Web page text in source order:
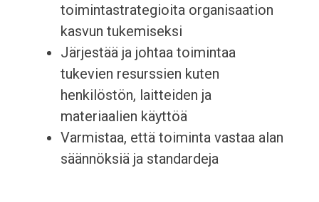
toimintastrategioita organisaation
kasvun tukemiseksi
Järjestää ja johtaa toimintaa
tukevien resurssien kuten
henkilöstön, laitteiden ja
materiaalien käyttöä
Varmistaa, että toiminta vastaa alan
säännöksiä ja standardeja